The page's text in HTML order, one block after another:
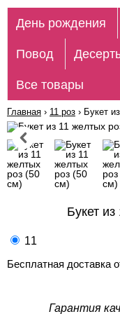
День рождения
Повод
Все товары
Главная › 11 роз › Букет
Букет
11
Бесплатная доставка
Гарантия